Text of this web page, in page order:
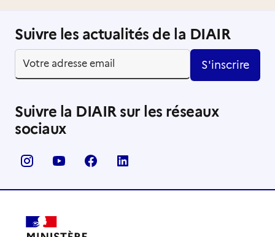
Suivre les actualités de la DIAIR
S'inscrire
Suivre la DIAIR sur les réseaux
sociaux